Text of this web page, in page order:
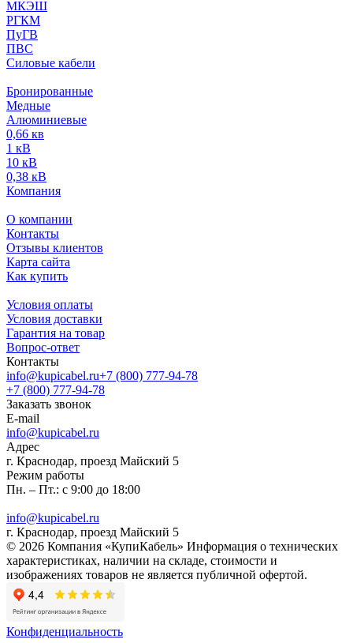
МКЭШ
РГКМ
ПуГВ
ПВС
Силовые кабели
Бронированные
Медные
Алюминиевые
0,66 кв
1 кВ
10 кВ
0,38 кВ
Компания
О компании
Контакты
Отзывы клиентов
Карта сайта
Как купить
Условия оплаты
Условия доставки
Гарантия на товар
Вопрос-ответ
Контакты
info@kupicabel.ru+7 (800) 777-94-78
+7 (800) 777-94-78
Заказать звонок
E-mail
info@kupicabel.ru
Адрес
г. Краснодар, проезд Майский 5
Режим работы
Пн. – Пт.: с 9:00 до 18:00
info@kupicabel.ru
г. Краснодар, проезд Майский 5
© 2026 Компания «КупиКабель» Информация о технических
характеристиках, наличии на складе, стоимости и
изображениях товаров не является публичной офертой.
Конфиденциальность